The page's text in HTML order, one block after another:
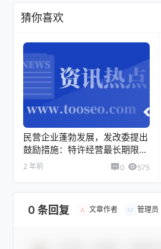
猜你喜欢
民营企业蓬勃发展，发改委提出
鼓励措施：特许经营最长期限延
长到40年
2 年前 0 575
0 条回复 A 文章作者 M 管理员